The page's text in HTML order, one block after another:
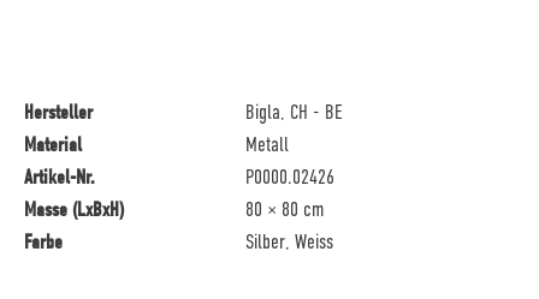
Hersteller
Bigla, CH - BE
Material
Metall
Artikel-Nr.
P0000.02426
Masse (LxBxH)
80 × 80 cm
Farbe
Silber, Weiss